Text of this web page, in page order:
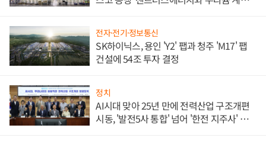
전자·전기·정보통신
SK하이닉스, 용인 'Y2' 팹과 청주 'M17' 팹
건설에 54조 투자 결정
정치
AI시대 맞아 25년 만에 전력산업 구조개편
시동, '발전5사 통합' 넘어 '한전 지주사' 재편